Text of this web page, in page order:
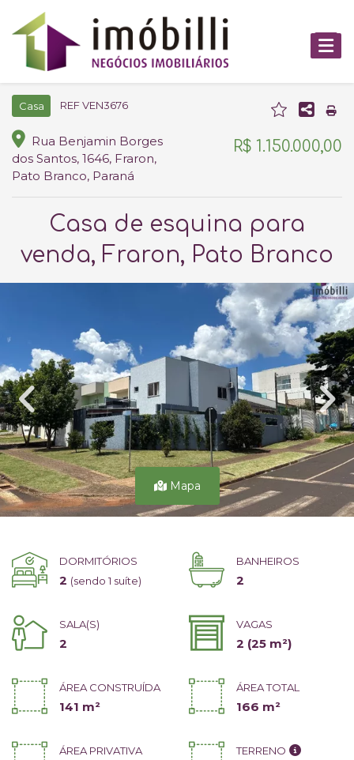
Casa REF VEN3676
Rua Benjamin Borges
dos Santos, 1646, Fraron,
Pato Branco, Paraná
R$ 1.150.000,00
Casa de esquina para
venda, Fraron, Pato Branco
Mapa
DORMITÓRIOS
2 (sendo 1 suíte)
BANHEIROS
2
SALA(S)
2
VAGAS
2 (25 m²)
ÁREA CONSTRUÍDA
141 m²
ÁREA TOTAL
166 m²
ÁREA PRIVATIVA TERRENO